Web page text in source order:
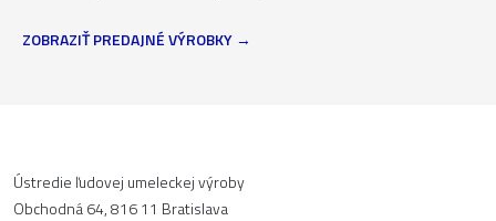
ZOBRAZIŤ PREDAJNÉ VÝROBKY
Ústredie ľudovej umeleckej výroby
Obchodná 64, 816 11 Bratislava